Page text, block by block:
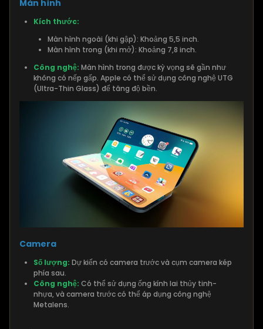
Màn hình
Kích thước:
Màn hình ngoài (khi gập): Khoảng 5,5 inch.
Màn hình trong (khi mở): Khoảng 7,8 inch.
Công nghệ: Màn hình trong được kỳ vọng sẽ gần như
không có nếp gấp. Apple có thể sử dụng công nghệ UTG
(Ultra-Thin Glass) để tăng độ bền.
Camera
Số lượng: Dự kiến có camera trước và cụm camera kép
phía sau.
Công nghệ: Có thể sử dụng ống kính lai thủy tinh-
nhựa, và camera trước có thể áp dụng công nghệ
Metalens.